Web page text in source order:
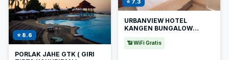
⭐ 8.6
PORLAK JAHE GTK ( GIRI
URBANVIEW HOTEL
KANGEN BUNGALOW
REDDOORZ
📶 WiFi Gratis